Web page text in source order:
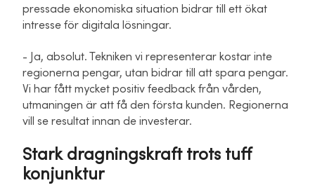
pressade ekonomiska situation bidrar till ett ökat
intresse för digitala lösningar.
- Ja, absolut. Tekniken vi representerar kostar inte
regionerna pengar, utan bidrar till att spara pengar.
Vi har fått mycket positiv feedback från vården,
utmaningen är att få den första kunden. Regionerna
vill se resultat innan de investerar.
Stark dragningskraft trots tuff
konjunktur